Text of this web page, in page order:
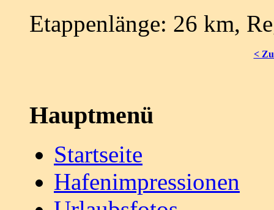
Etappenlänge: 26 km,
<
Hauptmenü
Startseite
Hafenimpressionen